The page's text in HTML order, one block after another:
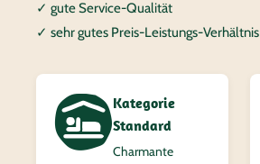
✓ gute Service-Qualität
✓ sehr gutes Preis-Leistungs-Verhältnis
Kategorie
Standard
Charmante